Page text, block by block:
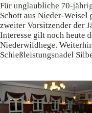
Für unglaubliche 70-
Schott aus Nieder-Weisel
zweiter Vorsitzender der
Interesse gilt noch heute
Niederwildhege.
Schießleistungsnadel